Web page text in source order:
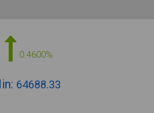
0.4600%
64688.33